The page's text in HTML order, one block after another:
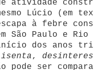
atividade
Lúcio (em
à febre
São Paulo e
dos anos
isenta,
pode ser